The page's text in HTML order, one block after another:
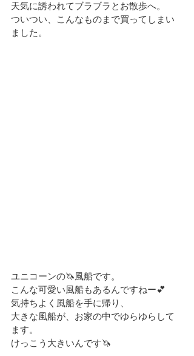
天気に誘われてブラブラとお散歩へ。
ついつい、こんなものまで買ってしまい
ました。
ユニコーンの🦄風船です。
こんな可愛い風船もあるんですねー💕
気持ちよく風船を手に帰り、
大きな風船が、お家の中でゆらゆらして
ます。
けっこう大きいんです🦄